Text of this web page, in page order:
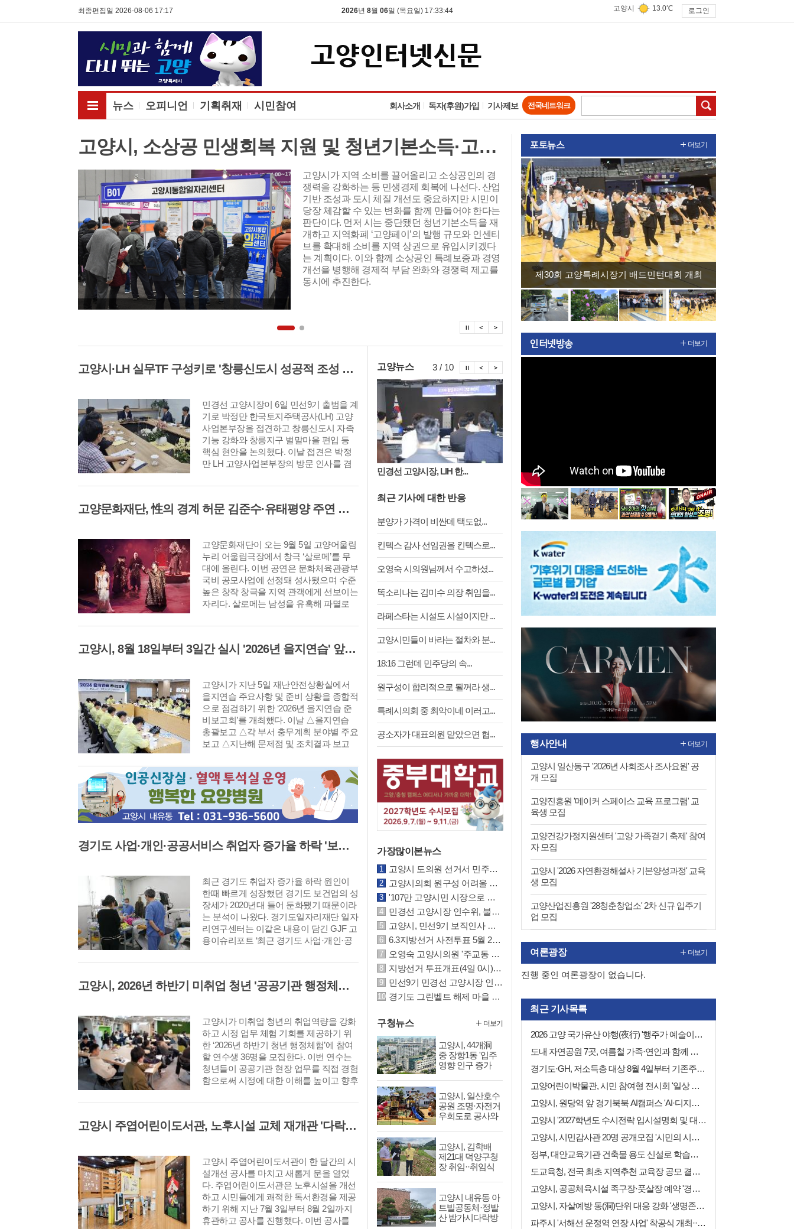
최종편집일 2026-08-06 17:17 2026년 8월 06일 (목요일) 17:33:45 고양시 13.0℃ 로그인
뉴스 오피니언 기획취재 시민참여 회사소개 독자(후원)가입 기사제보 전국네트워크
전체메뉴보기
고양시, 소상공 민생회복 지원 및 청년기본소득·고양페이 확대 '도비 매칭 관건'
고양시가 지역 소비를 끌어올리고 소상공인의 경
쟁력을 강화하는 등 민생경제 회복에 나선다. 산업
기반 조성과 도시 체질 개선도 중요하지만 시민이
당장 체감할 수 있는 변화를 함께 만들어야 한다는
판단이다. 먼저 시는 중단됐던 청년기본소득을 재
개하고 지역화폐 ‘고양페이’의 발행 규모와 인센티
브를 확대해 소비를 지역 상권으로 유입시키겠다
는 계획이다. 이와 함께 소상공인 특례보증과 경영
개선을 병행해 경제적 부담 완화와 경쟁력 제고를
동시에 추진한다.
탑뉴스 이전보기
탑뉴스 정지
고양시·LH 실무TF 구성키로 '창릉신도시 성공적 조성 및 자족기능 강화 협력'
민경선 고양시장이 6일 민선9기 출범을 계
기로 박정만 한국토지주택공사(LH) 고양
사업본부장을 접견하고 창릉신도시 자족
기능 강화와 창릉지구 벌말마을 편입 등
핵심 현안을 논의했다. 이날 접견은 박정
만 LH 고양사업본부장의 방문 인사를 겸
속한 추진을 위해 실무TF를 구성하고 정
구축하기로 뜻을 모았다.
고양문화재단, 性의 경계 허문 김준수·유태평양 주연 남성 창극 '살로메' 공연
고양문화재단이 오는 9월 5일 고양어울림
누리 어울림극장에서 창극 ‘살로메’를 무
대에 올린다. 이번 공연은 문화체육관광부
국비 공모사업에 선정돼 성사됐으며 수준
높은 창작 창극을 지역 관객에게 선보이는
자리다. 살로메는 남성을 유혹해 파멸로
로 한 오스카 와일드의 동명 희곡을 원작
대본을 재구성하고 김시화 연출이 감각적
고양시, 8월 18일부터 3일간 실시 '2026년 을지연습' 앞두고 준비보고회 개최
고양시가 지난 5일 재난안전상황실에서
을지연습 주요사항 및 준비 상황을 종합적
으로 점검하기 위한 ‘2026년 을지연습 준
비보고회’를 개최했다. 이날 △을지연습
총괄보고 △각 부서 충무계획 분야별 주요
보고 △지난해 문제점 및 조치결과 보고
경기도 사업·개인·공공서비스 취업자 증가율 하락 '보건업 성장 둔화가 주원인'
최근 경기도 취업자 증가율 하락 원인이
한때 빠르게 성장했던 경기도 보건업의 성
장세가 2020년대 들어 둔화됐기 때문이라
는 분석이 나왔다. 경기도일자리재단 일자
리연구센터는 이같은 내용이 담긴 GJF 고
용이슈리포트 ‘최근 경기도 사업·개인·공
석’을 발간했다.
고양시, 2026년 하반기 미취업 청년 '공공기관 행정체험' 연수생 36명 모집
고양시가 미취업 청년의 취업역량을 강화
하고 시정 업무 체험 기회를 제공하기 위
한 ‘2026년 하반기 청년 행정체험’에 참여
할 연수생 36명을 모집한다. 이번 연수는
청년들이 공공기관 현장 업무를 직접 경험
함으로써 시정에 대한 이해를 높이고 향후
위해 마련됐다.
고양시 주엽어린이도서관, 노후시설 교체 재개관 '다락·아기 독서공간 등 조성'
고양시 주엽어린이도서관이 한 달간의 시
설개선 공사를 마치고 새롭게 문을 열었
다. 주엽어린이도서관은 노후시설을 개선
하고 시민들에게 쾌적한 독서환경을 제공
하기 위해 지난 7월 3일부터 8월 2일까지
휴관하고 공사를 진행했다. 이번 공사를
고양뉴스
고양시의회, 원구성 이후 첫... 고양시, 관내 종합병원들과 ... 고양시의회, 제10대 의회 ... 민경선 고양시장, LIH 한... 고양시, 여름철 재난안전 대... 민경선 고양시장, 경기도지사...
3 / 10 시정뉴스 이전보기
시정뉴스 정지
최근 기사에 대한 반응
분양가 가격이 비싼데 택도없...
킨텍스 감사 선임권을 킨텍스로...
오영숙 시의원님께서 수고하셨...
똑소리나는 김미수 의장 취임을...
라페스타는 시설도 시설이지만 ...
고양시민들이 바라는 절차와 분...
18:16 그런데 민주당의 속...
원구성이 합리적으로 될꺼라 생...
특례시의회 중 최악이네 이러고...
공소자가 대표의원 맡았으면 협...
가장많이본뉴스
고양시 도의원 선거서 민주당 '싹쓸이'··그나마 고양시의원 선거는 국민의힘 선방
고양시의회 원구성 어려울 이유있나··고양 같은 특례시 용인·수원시의회 참조하길
'107만 고양시민 시장으로 우뚝' 민경선 고양시장 당선, 현 이동환 시장에 크게 앞서
민경선 고양시장 인수위, 불통 상징 신청사건립단 보고 거부··원안건립 계획 요구
고양시, 민선9기 보직인사 실시 '2026년도 하반기 4급 이상 및 5·6급 인사발령 사항'
6.3지방선거 사전투표 5월 29~30일 이틀간 실시··고양시 사전투표소 위치 안내
오영숙 고양시의원 '주교동 고양시 신청사 원안 건립 미룰 수 없는 과제' 추진 촉구
지방선거 투표개표(4일 0시) 진행 결과, 고양시장 민주당 민경선 후보 62.7% 우위
민선9기 민경선 고양시장 인수위 '고양대전환준비위원회' 출범··22일 본격 활동
경기도 그린벨트 해제 마을 정비사업 숨통··고양 삼송취락 단계적 정비 가능해져
구청뉴스
고양시, 44개洞
중 장항1동 '입주
영향 인구 증가
고양시, 일산호수
공원 조명·자전거
우회도로 공사와
고양시, 김학배
제21대 덕양구청
장 취임··취임식
고양시 내유동 아
트빌공동체·정발
산 밤가시다락방
더보기
포토뉴스
제30회 고양특례시장기 배드민턴대회 개최
더보기
인터넷방송 더보기
행사안내
고양시 일산동구 '2026년 사회조사 조사요원' 공
개 모집
고양진흥원 '메이커 스페이스 교육 프로그램' 교
육생 모집
고양건강가정지원센터 '고양 가족걷기 축제' 참여
자 모집
고양시 '2026 자연환경해설사 기본양성과정' 교육
생 모집
고양산업진흥원 '28청춘창업소' 2차 신규 입주기
업 모집
더보기
여론광장
진행 중인 여론광장이 없습니다.
더보기
최근 기사목록
2026 고양 국가유산 야행(夜行) '행주가 예술이야' 행사 채비 나선 고양시
도내 자연공원 7곳, 여름철 가족·연인과 함께 즐길 수 있는 자연휴식처 추천
경기도·GH, 저소득층 대상 8월 4일부터 기존주택 전세임대 입주자 상시 모집
고양어린이박물관, 시민 참여형 전시회 '일상 속 뮤지엄: 잠시, 마음' 8월 개최
고양시, 원당역 앞 경기북북 AI캠퍼스 'AI·디지털 배움터 체험존' 12월까지 운영
고양시 '2027학년도 수시전략 입시설명회 및 대학입학정보박람회' 8일 개최
고양시, 시민감사관 20명 공개모집 '시민의 시각·전문성으로 감사행정 제고'
정부, 대안교육기관 건축물 용도 신설로 학습권 보장··고양자유학교 문제 해소
도교육청, 전국 최초 지역추천 교육장 공모 결실··고양교육청 강현주 교육장 선발
고양시, 공공체육시설 족구장·풋살장 예약 '경기공유서비스'로 전환··투명성 강화
고양시, 자살예방 동(洞)단위 대응 강화 '생명존중 안심마을' 22개 동 확대
파주시 '서해선 운정역 연장 사업' 착공식 개최··김포공항까지 30분대 주파